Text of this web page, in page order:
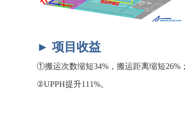
► 项目收益
①搬运次数缩短34%，搬运距离缩短26%；
②UPPH提升111%。